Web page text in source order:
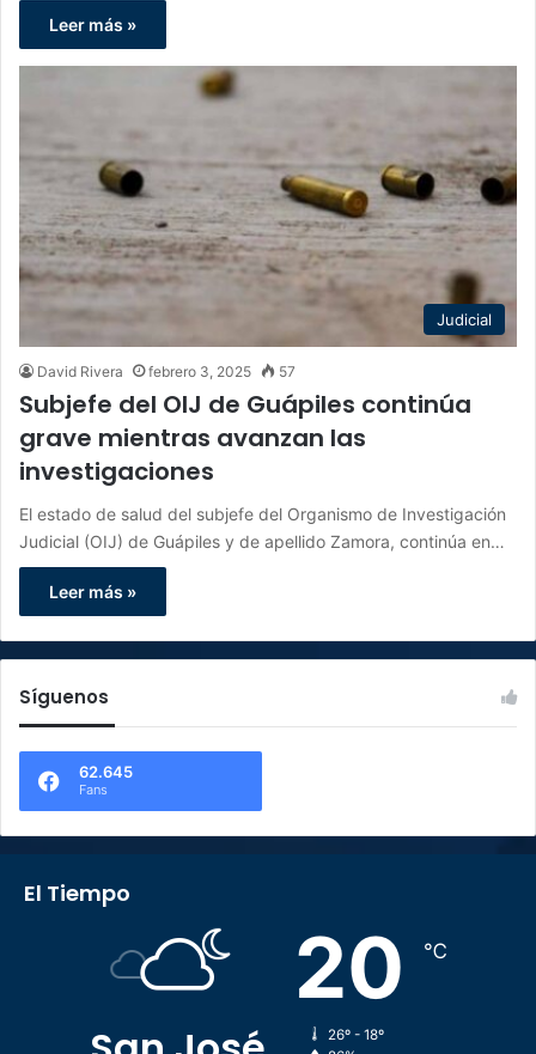
Leer más »
Judicial
David Rivera febrero 3, 2025 57
Subjefe del OIJ de Guápiles continúa
grave mientras avanzan las
investigaciones
El estado de salud del subjefe del Organismo de Investigación
Judicial (OIJ) de Guápiles y de apellido Zamora, continúa en…
Leer más »
Síguenos
62.645
Fans
El Tiempo
20 ℃
26º - 18º